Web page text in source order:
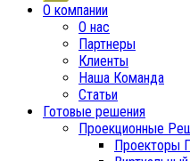
О компании
О нас
Партнеры
Клиенты
Наша Команда
Статьи
Готовые решения
Проекционные
Проекторы